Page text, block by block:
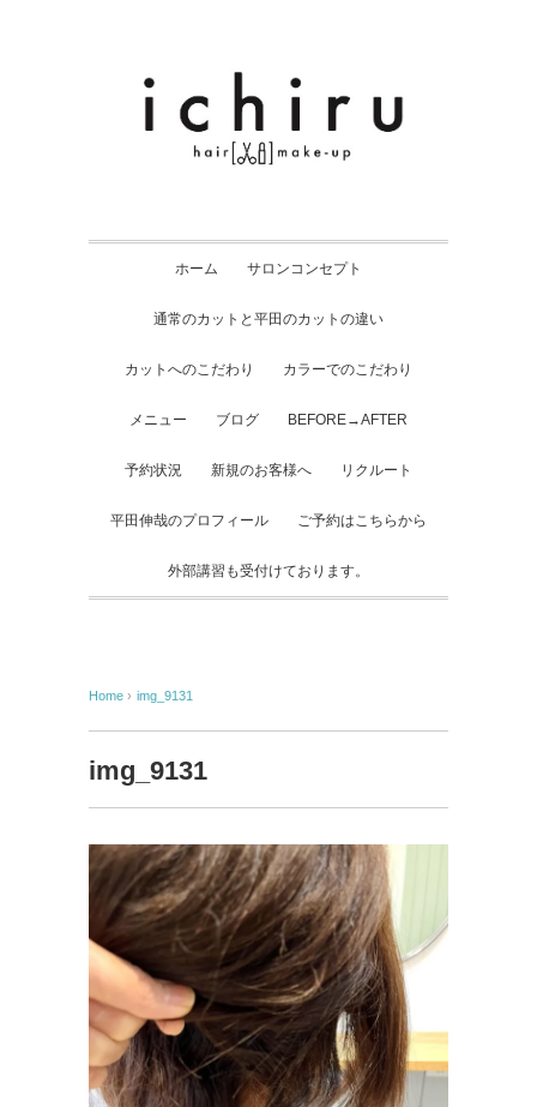
ホーム サロンコンセプト
通常のカットと平田のカットの違い
カットへのこだわり カラーでのこだわり
メニュー ブログ BEFORE→AFTER
予約状況 新規のお客様へ リクルート
平田伸哉のプロフィール ご予約はこちらから
外部講習も受付けております。
Home › img_9131
img_9131